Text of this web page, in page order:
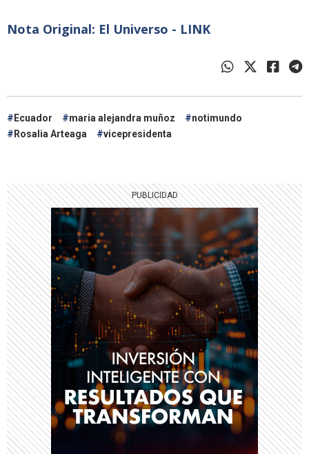
Nota Original: El Universo - LINK
Ecuador maria alejandra muñoz
notimundo
Rosalia Arteaga
vicepresidenta